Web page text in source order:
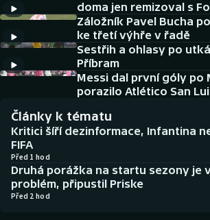
Cyklistika
DALŠÍ SPORTY
Americký fotbal
Baseball a softbal
Basketbal
Biatlon
NEPŘEHLÉDNĚTE
Soutěže
Historické návraty
Aplikace ČT sport
doma jen remizoval s
Záložník Pavel Bucha
ke třetí výhře v řadě
Sestřih a ohlasy po
Příbram
Messi dal první góly po
porazilo Atlético San
Články k tématu
Kritici šíří dezinformace, Infantina
FIFA
Před 1 hod
Druhá porážka na startu sezony je
problém, připustil Priske
Před 2 hod